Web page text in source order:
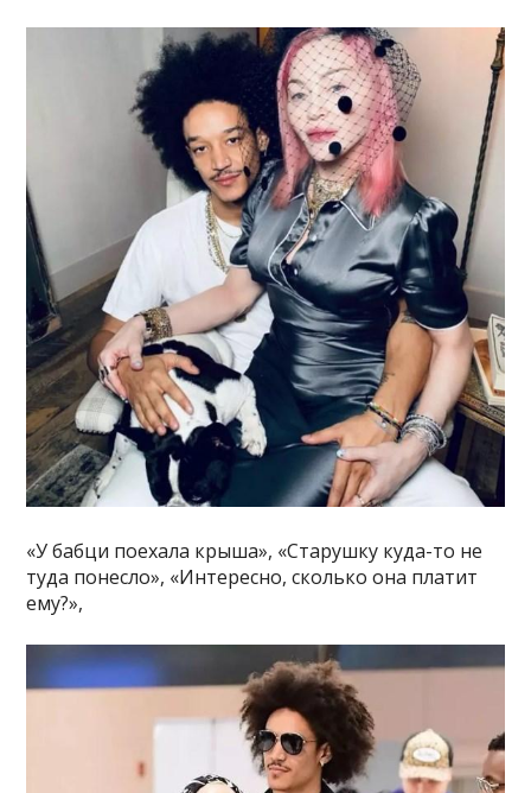
«У бабци поехала крыша», «Старушку куда-то не
туда понесло», «Интересно, сколько она платит
ему?»,